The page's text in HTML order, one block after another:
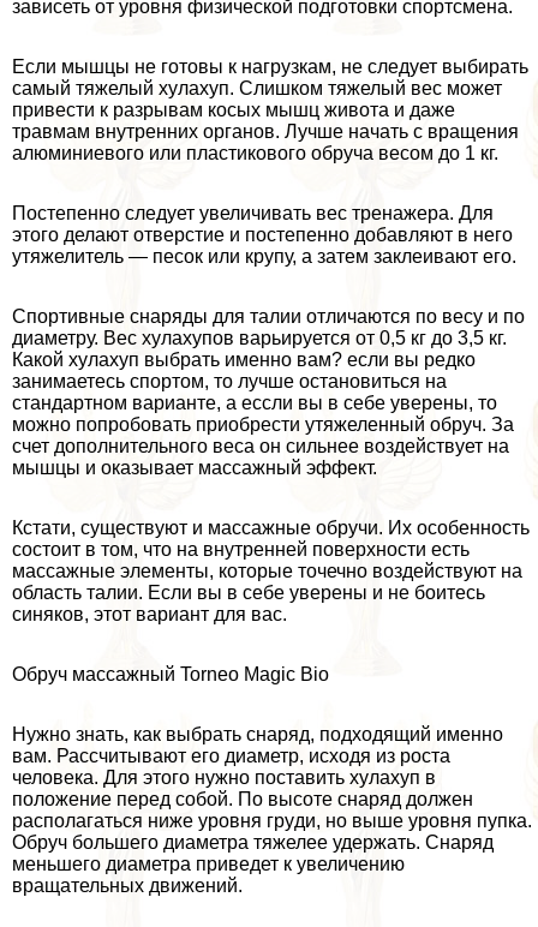
зависеть от уровня физической подготовки спортсмена.
Если мышцы не готовы к нагрузкам, не следует выбирать
самый тяжелый хулахуп. Слишком тяжелый вес может
привести к разрывам косых мышц живота и даже
травмам внутренних органов. Лучше начать с вращения
алюминиевого или пластикового обруча весом до 1 кг.
Постепенно следует увеличивать вес тренажера. Для
этого делают отверстие и постепенно добавляют в него
утяжелитель — песок или крупу, а затем заклеивают его.
Спортивные снаряды для талии отличаются по весу и по
диаметру. Вес хулахупов варьируется от 0,5 кг до 3,5 кг.
Какой хулахуп выбрать именно вам? если вы редко
занимаетесь спортом, то лучше остановиться на
стандартном варианте, а ессли вы в себе уверены, то
можно попробовать приобрести утяжеленный обруч. За
счет дополнительного веса он сильнее воздействует на
мышцы и оказывает массажный эффект.
Кстати, существуют и массажные обручи. Их особенность
состоит в том, что на внутренней поверхности есть
массажные элементы, которые точечно воздействуют на
область талии. Если вы в себе уверены и не боитесь
синяков, этот вариант для вас.
Обруч массажный Torneo Magic Bio
Нужно знать, как выбрать снаряд, подходящий именно
вам. Рассчитывают его диаметр, исходя из роста
человека. Для этого нужно поставить хулахуп в
положение перед собой. По высоте снаряд должен
располагаться ниже уровня гpyди, но выше уровня пупка.
Обруч большего диаметра тяжелее удержать. Снаряд
меньшего диаметра приведет к увеличению
вращательных движений.